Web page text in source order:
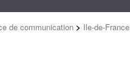
de communication > Ile-de-France